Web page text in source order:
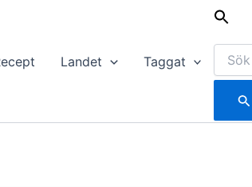
Landet Taggat
Sök
efter: